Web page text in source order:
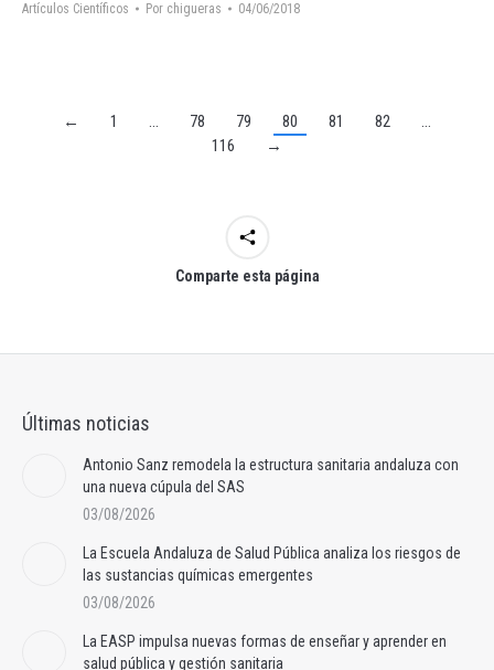
Artículos Científicos Por chigueras 04/06/2018
← 1 … 78 79 80 81 82
…
116
→
Comparte esta página
Últimas noticias
Antonio Sanz remodela la estructura sanitaria andaluza con
una nueva cúpula del SAS
03/08/2026
La Escuela Andaluza de Salud Pública analiza los riesgos de
las sustancias químicas emergentes
03/08/2026
La EASP impulsa nuevas formas de enseñar y aprender en
salud pública y gestión sanitaria